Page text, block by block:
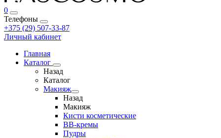
0
Телефоны
+375 (29) 507-33-87
Личный кабинет
Главная
Каталог
Назад
Каталог
Макияж
Назад
Макияж
Кисти косметические
BB-кремы
Пудры